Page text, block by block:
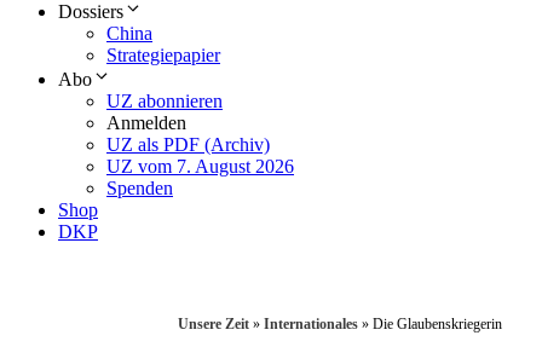
Dossiers
China
Strategiepapier
Abo
UZ abonnieren
Anmelden
UZ als PDF (Archiv)
UZ vom 7. August 2026
Spenden
Shop
DKP
Unsere Zeit » Internationales » Die Glaubenskriegerin